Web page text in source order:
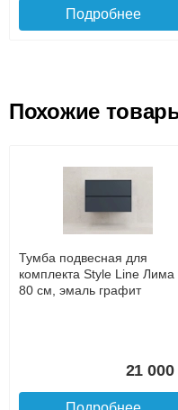
возможность
Подробнее
подвесной/напольный,
правый, 2-х дверный, цвет
корпуса, фасада: Белый
21 667
Похожие
Тумба подвесная для
комплекта Style Line Лима
80 см, эмаль графит
21 000